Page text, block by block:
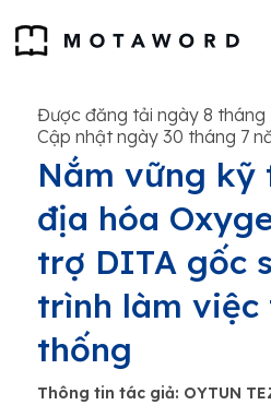
Được đăng tải ngày 8 tháng
Cập nhật ngày 30 tháng 7
Nắm vững kỹ
địa hóa
trợ DITA gốc
trình làm việc
thống
Thông tin tác giả: OYTUN